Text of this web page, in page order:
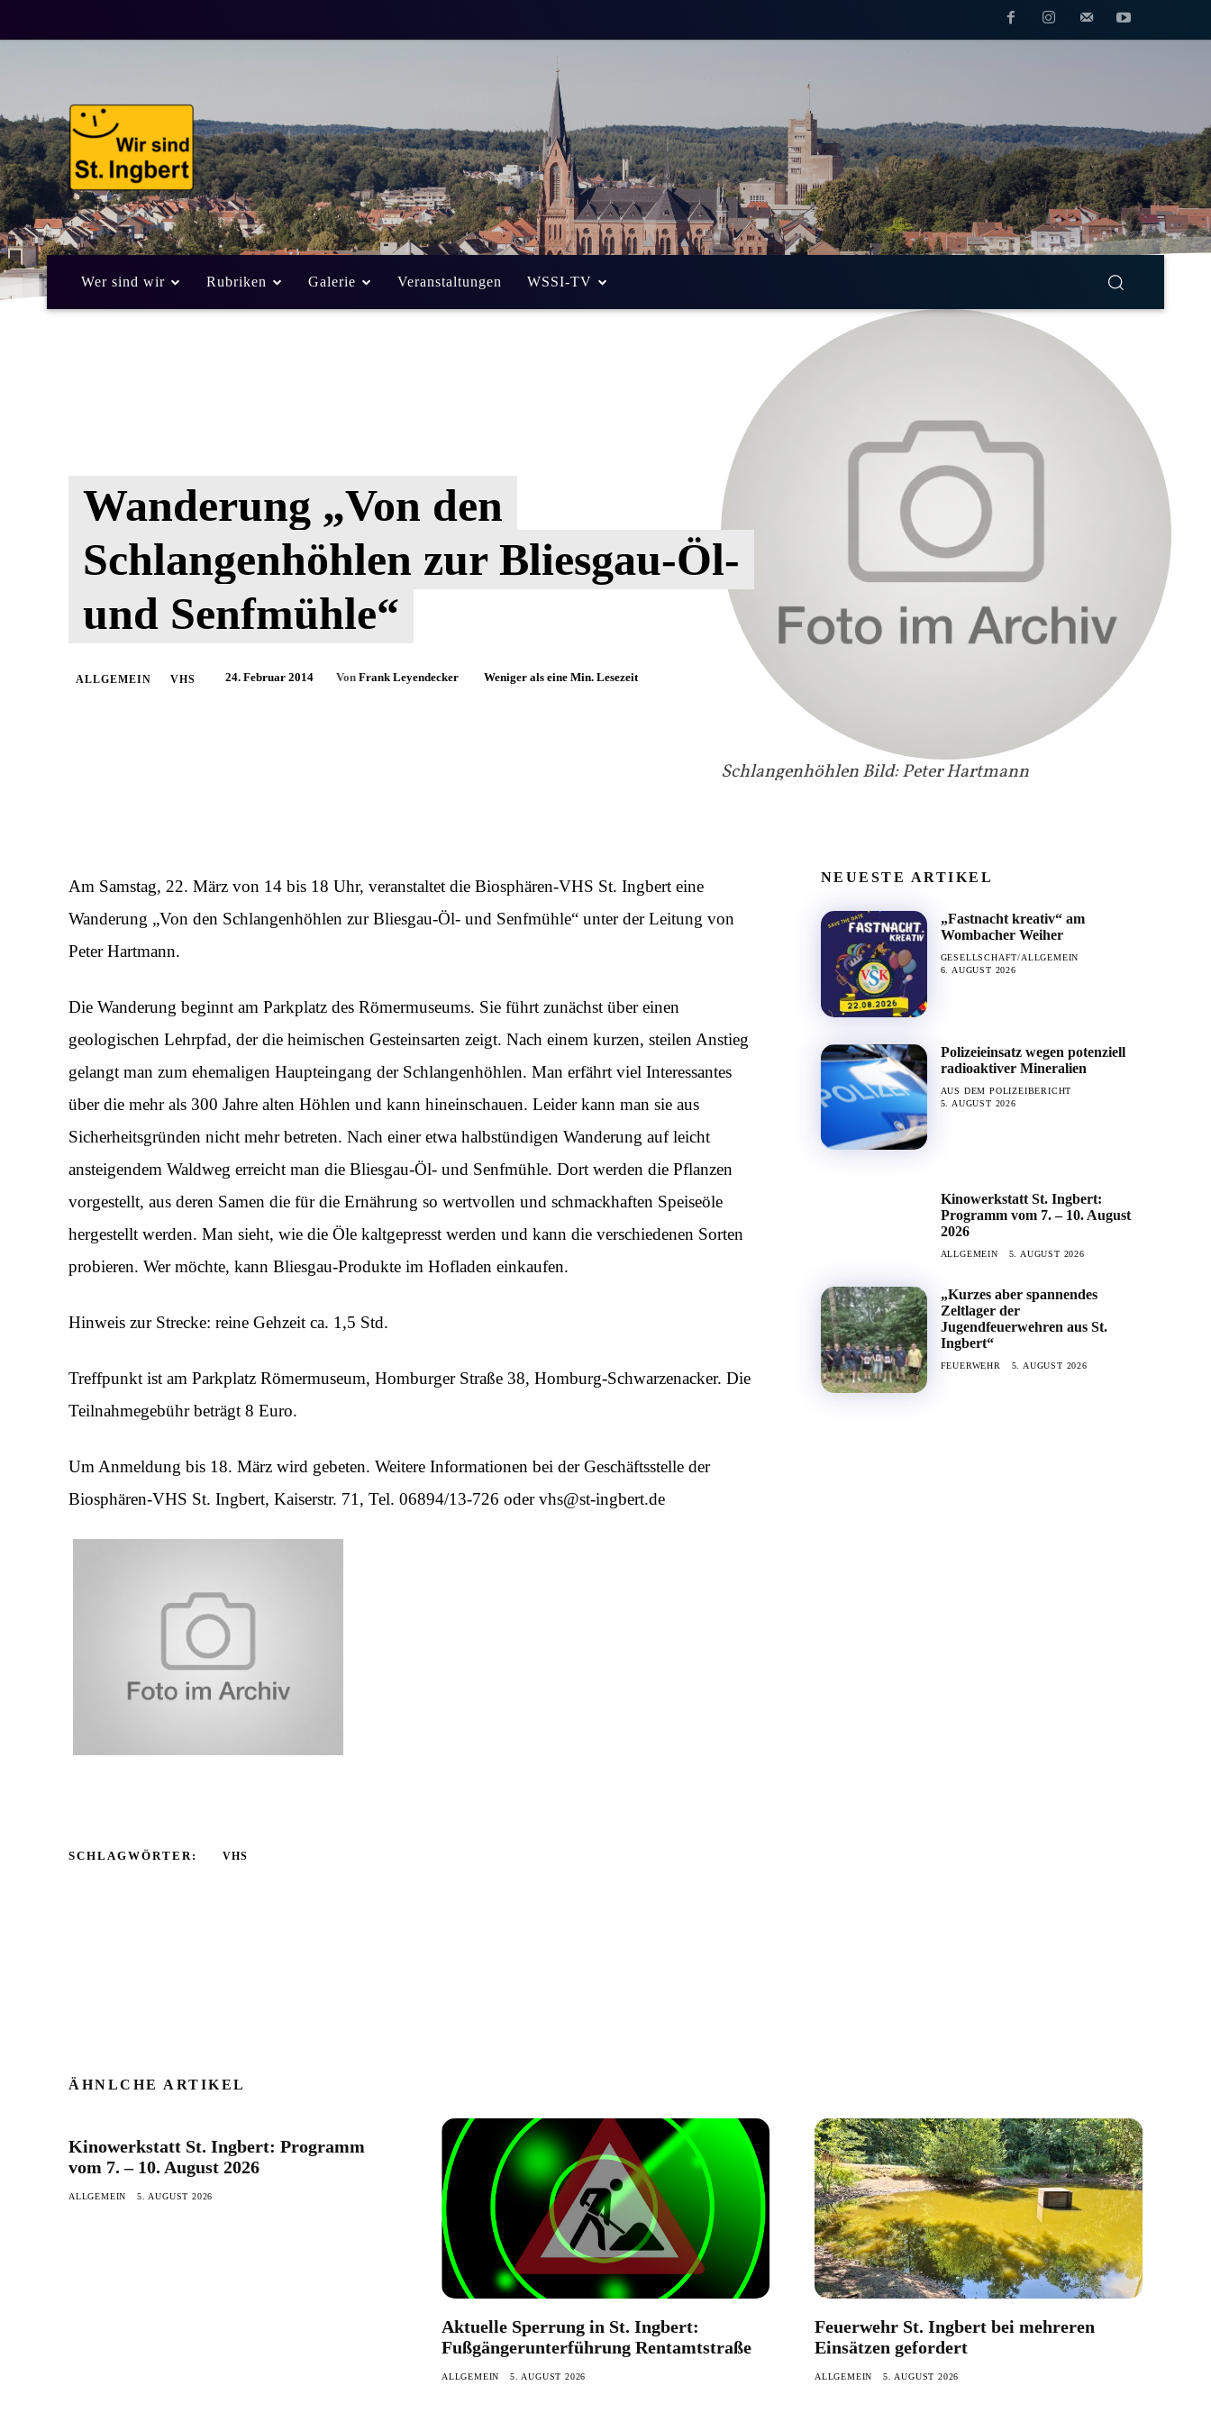
Wer sind wir Rubriken Galerie Veranstaltungen WSSI-TV
Schlangenhöhlen Bild: Peter Hartmann
Wanderung „Von den
Schlangenhöhlen zur Bliesgau-Öl-
und Senfmühle“
ALLGEMEIN VHS 24. Februar 2014 Von Frank Leyendecker Weniger als eine Min. Lesezeit
Am Samstag, 22. März von 14 bis 18 Uhr, veranstaltet die Biosphären-VHS St. Ingbert eine
Wanderung „Von den Schlangenhöhlen zur Bliesgau-Öl- und Senfmühle“ unter der Leitung von
Peter Hartmann.
Die Wanderung beginnt am Parkplatz des Römermuseums. Sie führt zunächst über einen
geologischen Lehrpfad, der die heimischen Gesteinsarten zeigt. Nach einem kurzen, steilen Anstieg
gelangt man zum ehemaligen Haupteingang der Schlangenhöhlen. Man erfährt viel Interessantes
über die mehr als 300 Jahre alten Höhlen und kann hineinschauen. Leider kann man sie aus
Sicherheitsgründen nicht mehr betreten. Nach einer etwa halbstündigen Wanderung auf leicht
ansteigendem Waldweg erreicht man die Bliesgau-Öl- und Senfmühle. Dort werden die Pflanzen
vorgestellt, aus deren Samen die für die Ernährung so wertvollen und schmackhaften Speiseöle
hergestellt werden. Man sieht, wie die Öle kaltgepresst werden und kann die verschiedenen Sorten
probieren. Wer möchte, kann Bliesgau-Produkte im Hofladen einkaufen.
Hinweis zur Strecke: reine Gehzeit ca. 1,5 Std.
Treffpunkt ist am Parkplatz Römermuseum, Homburger Straße 38, Homburg-Schwarzenacker. Die
Teilnahmegebühr beträgt 8 Euro.
Um Anmeldung bis 18. März wird gebeten. Weitere Informationen bei der Geschäftsstelle der
Biosphären-VHS St. Ingbert, Kaiserstr. 71, Tel. 06894/13-726 oder vhs@st-ingbert.de
SCHLAGWÖRTER: VHS
NEUESTE ARTIKEL
„Fastnacht kreativ“ am
Wombacher Weiher
GESELLSCHAFT/ALLGEMEIN
6. AUGUST 2026
Polizeieinsatz wegen potenziell
radioaktiver Mineralien
AUS DEM POLIZEIBERICHT
5. AUGUST 2026
Kinowerkstatt St. Ingbert:
Programm vom 7. – 10. August
2026
ALLGEMEIN 5. AUGUST 2026
„Kurzes aber spannendes
Zeltlager der
Jugendfeuerwehren aus St.
Ingbert“
FEUERWEHR 5. AUGUST 2026
ÄHNLCHE ARTIKEL
Kinowerkstatt St. Ingbert: Programm
vom 7. – 10. August 2026
ALLGEMEIN 5. AUGUST 2026
Aktuelle Sperrung in St. Ingbert:
Fußgängerunterführung Rentamtstraße
ALLGEMEIN 5. AUGUST 2026
Feuerwehr St. Ingbert bei mehreren
Einsätzen gefordert
ALLGEMEIN 5. AUGUST 2026